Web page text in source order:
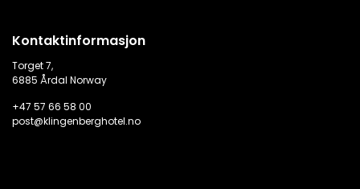
Kontaktinformasjon
Torget 7,
6885 Årdal Norway
+47 57 66 58 00
post@klingenberghotel.no